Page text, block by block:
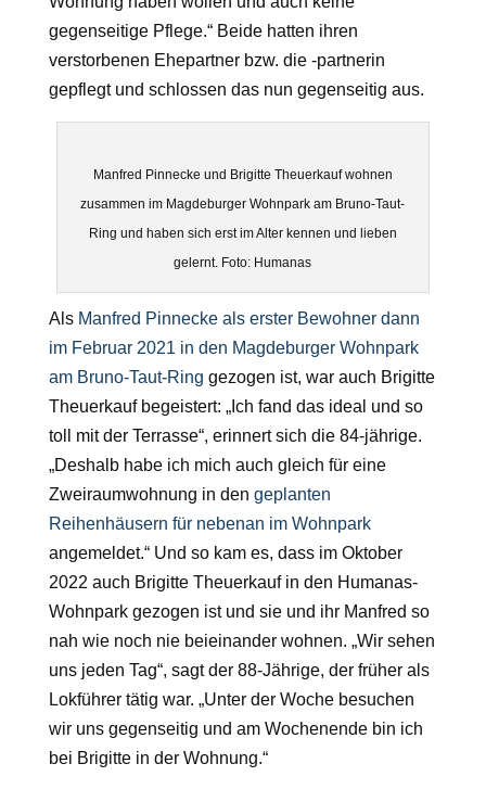
gegenseitige Pflege.“ Beide hatten ihren
verstorbenen Ehepartner bzw. die -partnerin
gepflegt und schlossen das nun gegenseitig aus.
Manfred Pinnecke und Brigitte Theuerkauf wohnen
zusammen im Magdeburger Wohnpark am Bruno-Taut-
Ring und haben sich erst im Alter kennen und lieben
gelernt. Foto: Humanas
Als Manfred Pinnecke als erster Bewohner dann
im Februar 2021 in den Magdeburger Wohnpark
am Bruno-Taut-Ring gezogen ist, war auch Brigitte
Theuerkauf begeistert: „Ich fand das ideal und so
toll mit der Terrasse“, erinnert sich die 84-jährige.
„Deshalb habe ich mich auch gleich für eine
Zweiraumwohnung in den geplanten
Reihenhäusern für nebenan im Wohnpark
angemeldet.“ Und so kam es, dass im Oktober
2022 auch Brigitte Theuerkauf in den Humanas-
Wohnpark gezogen ist und sie und ihr Manfred so
nah wie noch nie beieinander wohnen. „Wir sehen
uns jeden Tag“, sagt der 88-Jährige, der früher als
Lokführer tätig war. „Unter der Woche besuchen
wir uns gegenseitig und am Wochenende bin ich
bei Brigitte in der Wohnung.“